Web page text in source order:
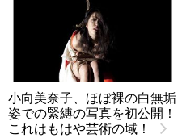
小向美奈子、ほぼ裸の白無垢
姿での緊縛の写真を初公開！
これはもはや芸術の域！